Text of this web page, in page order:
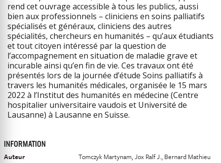
rend cet ouvrage accessible à tous les publics, aussi
bien aux professionnels – cliniciens en soins palliatifs
spécialisés et généraux, cliniciens des autres
spécialités, chercheurs en humanités – qu’aux étudiants
et tout citoyen intéressé par la question de
l’accompagnement en situation de maladie grave et
incurable ainsi qu’en fin de vie. Ces travaux ont été
présentés lors de la journée d’étude Soins palliatifs à
travers les humanités médicales, organisée le 15 mars
2022 à l’Institut des humanités en médecine (Centre
hospitalier universitaire vaudois et Université de
Lausanne) à Lausanne en Suisse.
INFORMATION
Auteur
Tomczyk Martynam, Jox Ralf J., Bernard Mathieu